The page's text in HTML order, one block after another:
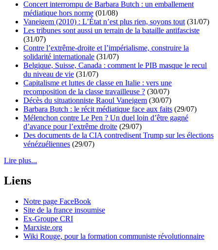
Concert interrompu de Barbara Butch : un emballement
médiatique hors norme (01/08)
Vaneigem (2010) : L’État n’est plus rien, soyons tout (31/07)
Les tribunes sont aussi un terrain de la bataille antifasciste
(31/07)
Contre l’extrême-droite et l’impérialisme, construire la
solidarité internationale (31/07)
Belgique, Suisse, Canada : comment le PIB masque le recul
du niveau de vie (31/07)
Capitalisme et luttes de classe en Italie : vers une
recomposition de la classe travailleuse ? (30/07)
Décès du situationniste Raoul Vaneigem (30/07)
Barbara Butch : le récit médiatique face aux faits (29/07)
Mélenchon contre Le Pen ? Un duel loin d’être gagné
d’avance pour l’extrême droite (29/07)
Des documents de la CIA contredisent Trump sur les élections
vénézuéliennes (29/07)
Lire plus...
Liens
Notre page FaceBook
Site de la france insoumise
Ex-Groupe CRI
Marxiste.org
Wiki Rouge, pour la formation communiste révolutionnaire